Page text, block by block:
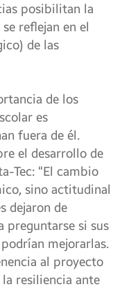
posibilitan la
reflejan en el
de las
de los
es
fuera de él.
el desarrollo de
Tec: “El cambio
sino actitudinal
dejaron de
preguntarse si sus
mejorarlas.
al proyecto
resiliencia ante